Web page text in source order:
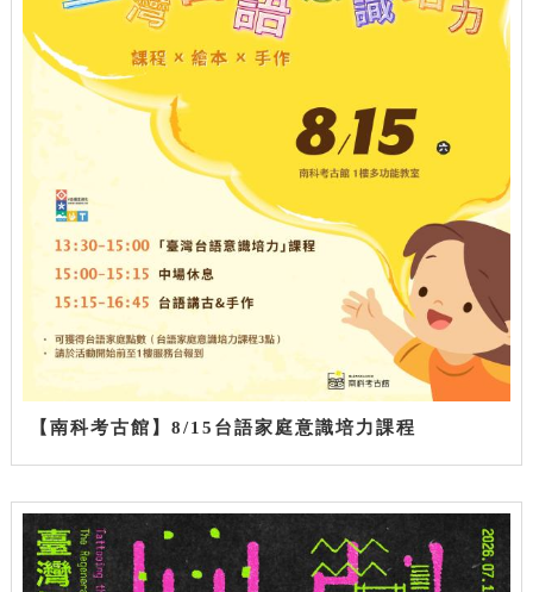
【南科考古館】8/15台語家庭意識培力課程